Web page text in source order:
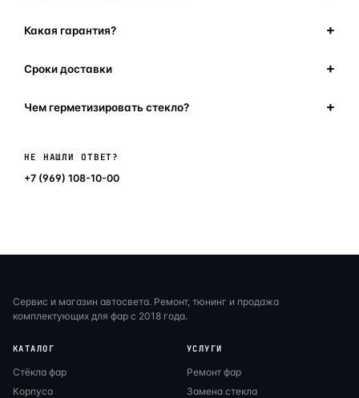
Какая гарантия?
Сроки доставки
Чем герметизировать стекло?
НЕ НАШЛИ ОТВЕТ?
+7 (969) 108-10-00
Сервис и магазин автосвета. Ремонт, тюнинг и продажа
комплектующих для фар с 2018 года.
КАТАЛОГ
Стёкла фар
Корпуса
УСЛУГИ
Ремонт фар
Замена стекла